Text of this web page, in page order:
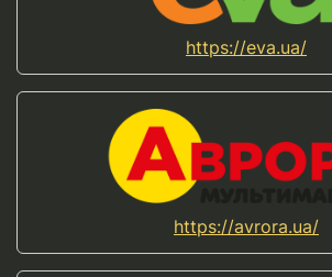
https://eva.ua/
https://avrora.ua/